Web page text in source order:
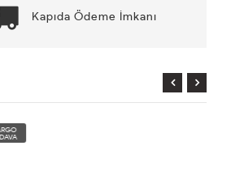
Kapıda Ödeme İmkanı